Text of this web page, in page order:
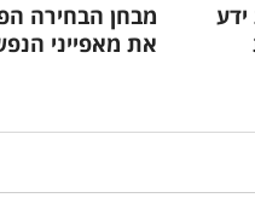
ידע
מבחן הבחירה
את מאפייני